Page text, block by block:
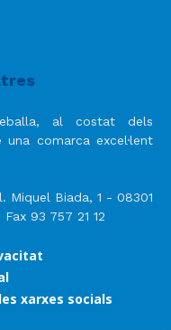
al costat dels
comarca excel·lent
Miquel Biada, 1 - 08301
93 757 21 12
xarxes socials